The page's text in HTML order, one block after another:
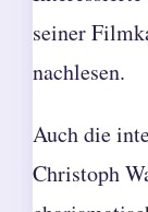
seiner
nachlesen.
Auch die
Christoph